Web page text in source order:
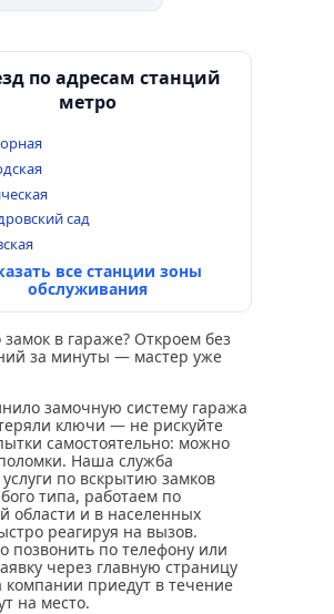
по адресам станций
метро
сад
все станции зоны
обслуживания
в гараже? Откроем без
за минуты — мастер уже
замочную систему гаража
ключи — не рискуйте
самостоятельно: можно
Наша служба
по вскрытию замков
типа, работаем по
области и в населенных
реагируя на вызов.
позвонить по телефону или
через главную страницу
приедут в течение
на место.